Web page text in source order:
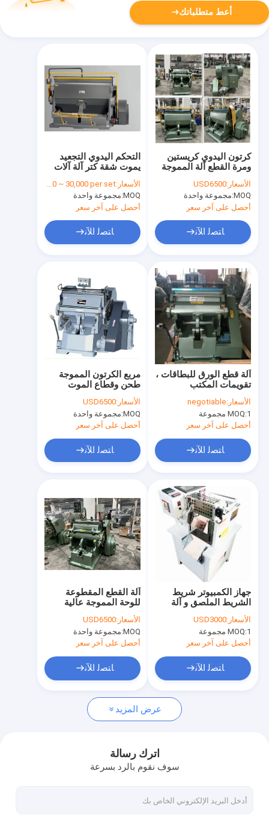
منتجات
أشرطة فيديو
معلومات عنا
جولة في المعمل
مراقبة الجودة
اتصل بنا
أخبار
قطع الصلب القاعدة
يموت قطع المواد الاستهلاكية
أعط متطلباتك
التحكم اليدوي التجعيد
يموت شقة كتر آلة آلات
حزمة
الأسعار:USD 3,800 ~ 30,000 per set
MOQ: مجموعة واحدة
أحصل على آخر سعر
ﺎﺘﺼﻟ ﺍﻶﻧ
كرتون اليدوي كريستين
ومرة القطع آلة المموجة
مربع الكرتون القطع
المميت
الأسعار:USD6500
MOQ: مجموعة واحدة
أحصل على آخر سعر
ﺎﺘﺼﻟ ﺍﻶﻧ
مربع الكرتون المموجة
طحن وقطاع الموت
520mm
الأسعار:USD6500
MOQ: مجموعة واحدة
أحصل على آخر سعر
ﺎﺘﺼﻟ ﺍﻶﻧ
آلة قطع الورق للبطاقات ،
تقويمات المكتب
الأسعار:negotiable
MOQ:1 مجموعة
أحصل على آخر سعر
ﺎﺘﺼﻟ ﺍﻶﻧ
آلة القطع المقطوعة
للوحة المموجة عالية
الضغط 520mm 2.2kw
الأسعار:USD6500
MOQ: مجموعة واحدة
أحصل على آخر سعر
ﺎﺘﺼﻟ ﺍﻶﻧ
جهاز الكمبيوتر شريط
الشريط الملصق و آلة
قطع الساتن 220 فولت
الأسعار:USD3000
MOQ:1 مجموعة
أحصل على آخر سعر
ﺎﺘﺼﻟ ﺍﻶﻧ
عرض المزيد
اترك رسالة
سوف نقوم بالرد بسرعة